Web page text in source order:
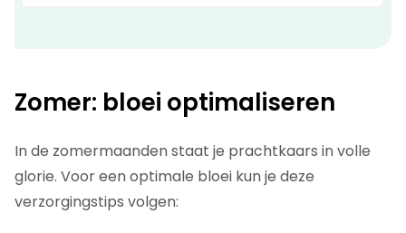
Zomer: bloei optimaliseren
In de zomermaanden staat je prachtkaars in volle
glorie. Voor een optimale bloei kun je deze
verzorgingstips volgen: